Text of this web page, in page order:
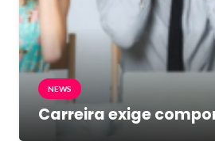
NEWS
Carreira exige